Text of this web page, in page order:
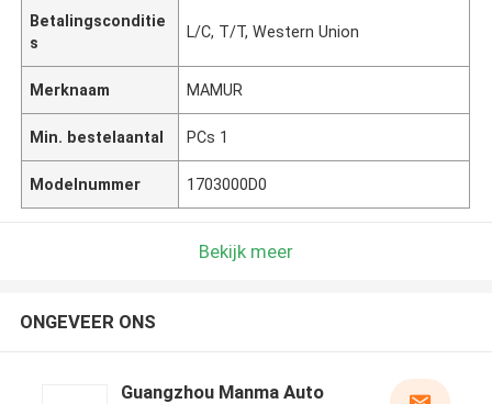
Betalingsconditie
s
L/C, T/T, Western Union
Merknaam MAMUR
Min. bestelaantal PCs 1
Modelnummer 1703000D0
Bekijk meer
ONGEVEER ONS
Guangzhou Manma Auto